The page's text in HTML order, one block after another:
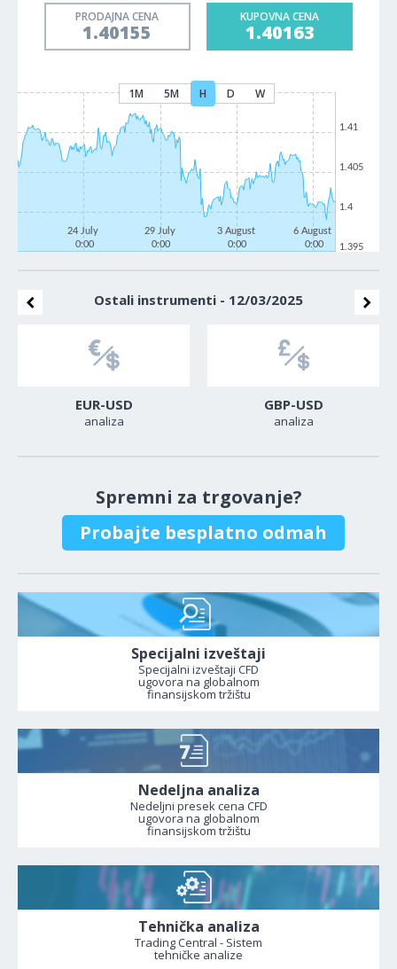
PRODAJNA CENA
1.40155
KUPOVNA CENA
1.40163
1M 5M H D W
24 July
0:00
29 July
0:00
3 August
0:00
6 August
0:00
1.395
1.4
1.405
1.41
Ostali instrumenti - 12/03/2025
EUR-USD
analiza
GBP-USD
analiza
Spremni za trgovanje?
Probajte besplatno odmah
Specijalni izveštaji
Specijalni izveštaji CFD
ugovora na globalnom
finansijskom tržištu
Nedeljna analiza
Nedeljni presek cena CFD
ugovora na globalnom
finansijskom tržištu
Tehnička analiza
Trading Central - Sistem
tehničke analize